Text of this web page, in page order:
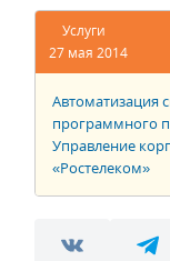
Услуги
27 мая 2014
Автоматизация
программного
Управление
«Ростелеком»